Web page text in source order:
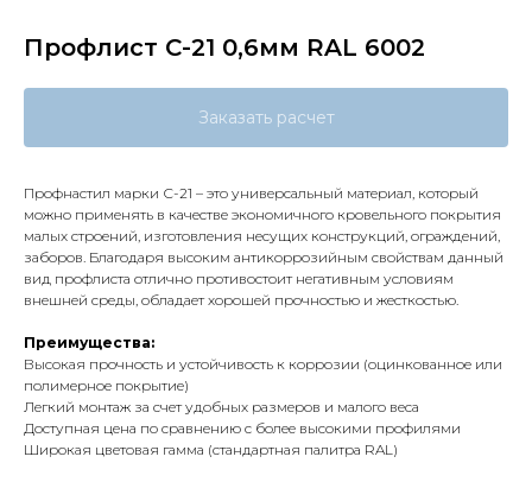
Профлист С-21 0,6мм RAL 6002
Заказать расчет
Профнастил марки С-21 – это универсальный материал, который
можно применять в качестве экономичного кровельного покрытия
малых строений, изготовления несущих конструкций, ограждений,
заборов. Благодаря высоким антикоррозийным свойствам данный
вид профлиста отлично противостоит негативным условиям
внешней среды, обладает хорошей прочностью и жесткостью.
Преимущества:
Высокая прочность и устойчивость к коррозии (оцинкованное или
полимерное покрытие)
Легкий монтаж за счет удобных размеров и малого веса
Доступная цена по сравнению с более высокими профилями
Широкая цветовая гамма (стандартная палитра RAL)